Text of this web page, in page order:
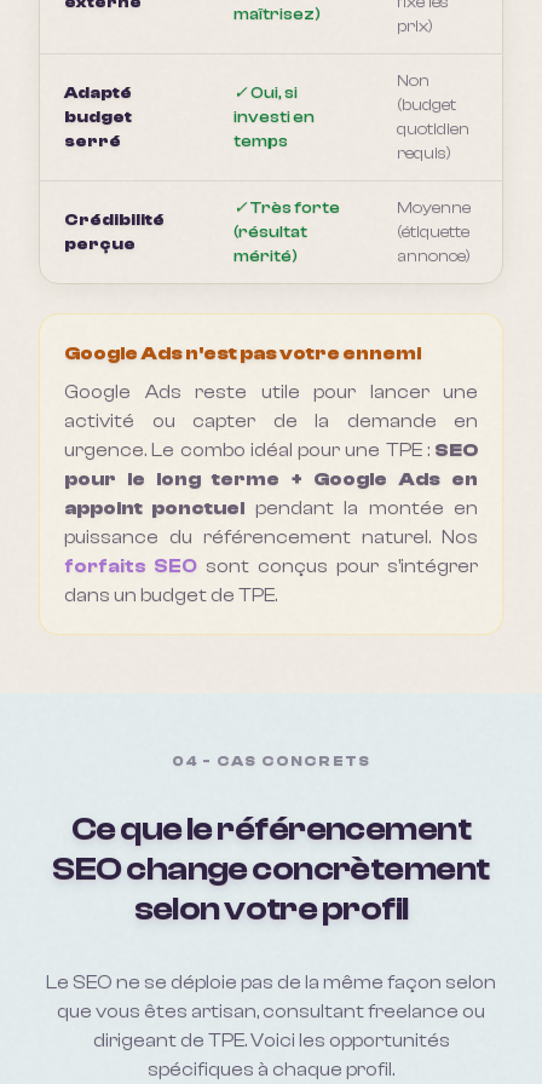
maîtrisez)
prix)
Adapté
budget
serré
✓Oui, si
investi en
temps
Non
(budget
quotidien
requis)
Crédibilité
perçue
✓Très forte
(résultat
mérité)
Moyenne
(étiquette
annonce)
Google Ads n'est pas votre ennemi
Google Ads reste utile pour lancer une
activité ou capter de la demande en
urgence. Le combo idéal pour une TPE : SEO
pour le long terme + Google Ads en
appoint ponctuel pendant la montée en
puissance du référencement naturel. Nos
forfaits SEO sont conçus pour s'intégrer
dans un budget de TPE.
04 - CAS CONCRETS
Ce que le référencement
SEO change concrètement
selon votre profil
Le SEO ne se déploie pas de la même façon selon
que vous êtes artisan, consultant freelance ou
dirigeant de TPE. Voici les opportunités
spécifiques à chaque profil.